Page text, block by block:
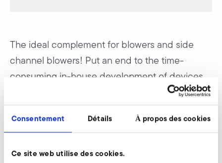
Consentement Détails À propos des cookies
Ce site web utilise des cookies.
The ideal complement for blowers and side
channel blowers! Put an end to the time-
consuming in-house development of devices
for achieving uniform air flow or air curtains.
ELEKTROR AirKnives perfectly dose and direct
the air flow in the required way and to the